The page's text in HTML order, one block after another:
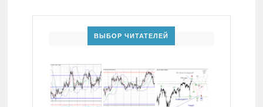
ВЫБОР ЧИТАТЕЛЕЙ